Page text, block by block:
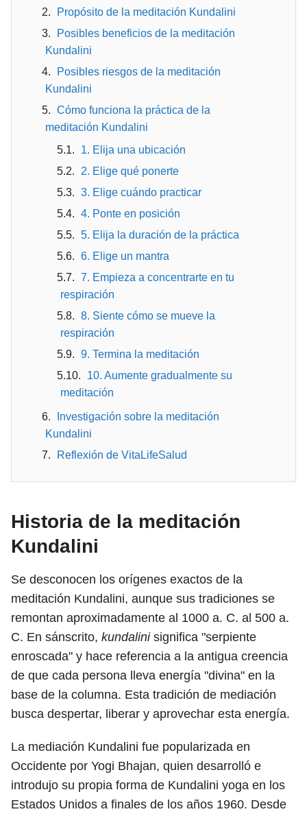
Propósito de la meditación Kundalini
Posibles beneficios de la meditación
Kundalini
Posibles riesgos de la meditación
Kundalini
Cómo funciona la práctica de la
meditación Kundalini
1. Elija una ubicación
2. Elige qué ponerte
3. Elige cuándo practicar
4. Ponte en posición
5. Elija la duración de la práctica
6. Elige un mantra
7. Empieza a concentrarte en tu
respiración
8. Siente cómo se mueve la
respiración
9. Termina la meditación
10. Aumente gradualmente su
meditación
Investigación sobre la meditación
Kundalini
Reflexión de VitaLifeSalud
Historia de la meditación
Kundalini
Se desconocen los orígenes exactos de la
meditación Kundalini, aunque sus tradiciones se
remontan aproximadamente al 1000 a. C. al 500 a.
C. En sánscrito, kundalinisignifica "serpiente
enroscada" y hace referencia a la antigua creencia
de que cada persona lleva energía "divina" en la
base de la columna. Esta tradición de mediación
busca despertar, liberar y aprovechar esta energía.
La mediación Kundalini fue popularizada en
Occidente por Yogi Bhajan, quien desarrolló e
introdujo su propia forma de Kundalini yoga en los
Estados Unidos a finales de los años 1960. Desde